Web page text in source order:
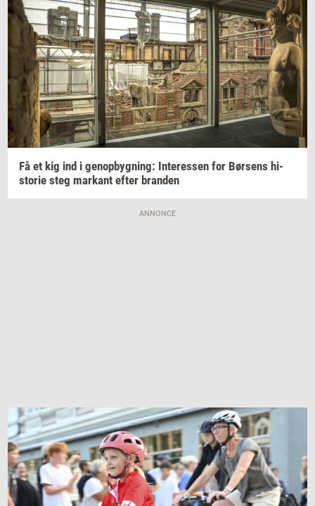
Få et kig ind i genop­byg­ning: In­ter­es­sen for Bør­sens hi­
sto­rie steg mar­kant efter bran­den
ANNONCE